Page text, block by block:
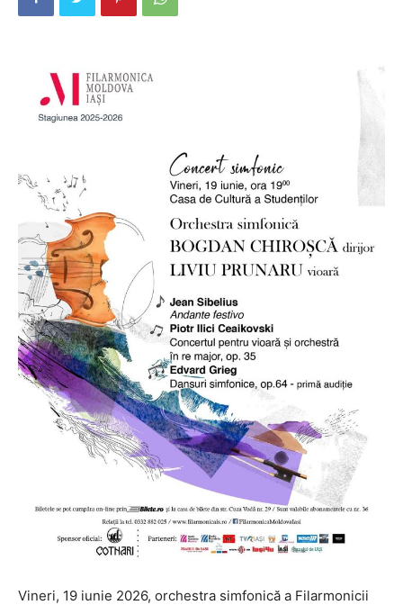
Vineri, 19 iunie 2026, orchestra simfonică a Filarmonicii